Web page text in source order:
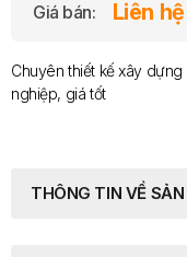
Giá bán: Liên hệ
Chuyên thiết kế xây
nghiệp, giá tốt
THÔNG TIN VỀ